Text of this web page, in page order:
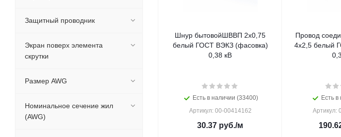
Шнур бытовойШВВП 2х0,75
белый ГОСТ ВЭКЗ (фасовка)
0,38 кВ
Есть в наличии (33400)
Артикул: 00-00414162
30.37 руб./м
Провод
4х2,5 белый
Есть
Артикул:
Защитный проводник
Экран поверх элемента
скрутки
Размер AWG
Номинальное сечение жил
(AWG)